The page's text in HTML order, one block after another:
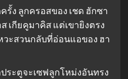
ง ลูกครอสของ เชด ฮักซา
เกียคูมาคิส แต่เขายิงตรง
วะสวนกลับที่อ่อนแอของ ฮา
ระตูจะเซฟลูกโหม่งอันทรง